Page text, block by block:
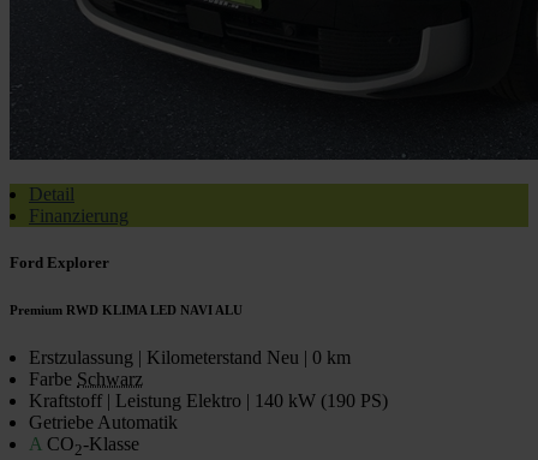
Detail
Finanzierung
Ford Explorer
Premium RWD KLIMA LED NAVI ALU
Erstzulassung | Kilometerstand Neu | 0 km
Farbe Schwarz
Kraftstoff | Leistung Elektro | 140 kW (190 PS)
Getriebe Automatik
A CO2-Klasse